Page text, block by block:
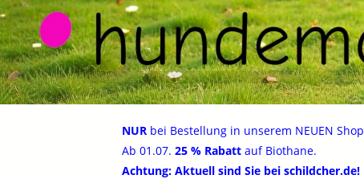
NUR bei Bestellung in unserem NEUEN Shop
Ab 01.07. 25 % Rabatt auf Biothane.
Achtung: Aktuell sind Sie bei schildcher.de!